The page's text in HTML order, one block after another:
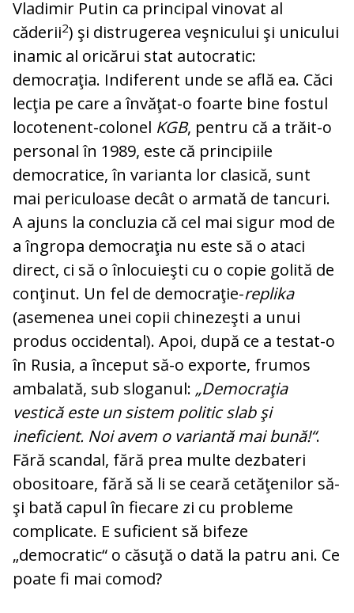
Vladimir Putin ca principal vi­novat al
căderii2) şi distrugerea veşnicului şi unicului
inamic al oricărui stat auto­cra­tic:
democraţia. Indiferent unde se află ea. Căci
lecţia pe care a învăţat-o foarte bine fostul
locotenent-colonel KGB, pentru că a trăit-o
personal în 1989, este că prin­ci­pii­le
democratice, în varianta lor clasică, sunt
mai periculoase decât o armată de tan­curi.
A ajuns la concluzia că cel mai si­gur mod de
a îngropa democraţia nu este să o ataci
direct, ci să o înlocuieşti cu o copie golită de
conţinut. Un fel de de­mo­craţie-replika
(asemenea unei copii chi­ne­zeşti a unui
produs occidental). Apoi, du­pă ce a testat-o
în Rusia, a început să-o ex­porte, frumos
ambalată, sub sloganul: „De­mocraţia
vestică este un sistem po­li­tic slab şi
ineficient. Noi avem o variantă mai bună!“.
Fără scandal, fără prea multe dezbateri
obositoare, fără să li se ceară cetăţenilor să-
şi bată capul în fiecare zi cu probleme
complicate. E suficient să bifeze
„democratic“ o căsuţă o dată la patru ani. Ce
poate fi mai comod?